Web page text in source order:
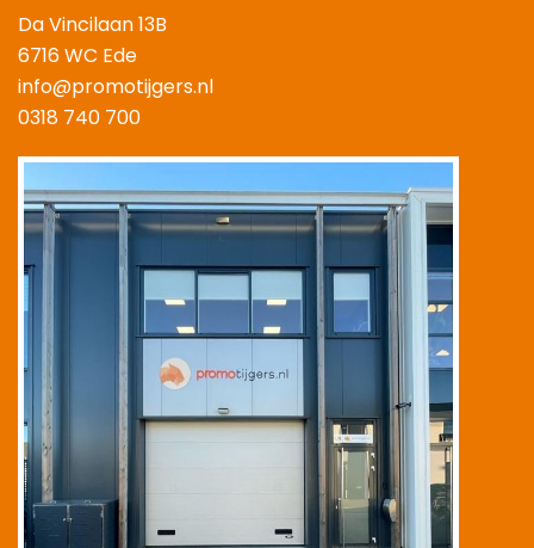
Da Vincilaan 13B
6716 WC Ede
info@promotijgers.nl
0318 740 700